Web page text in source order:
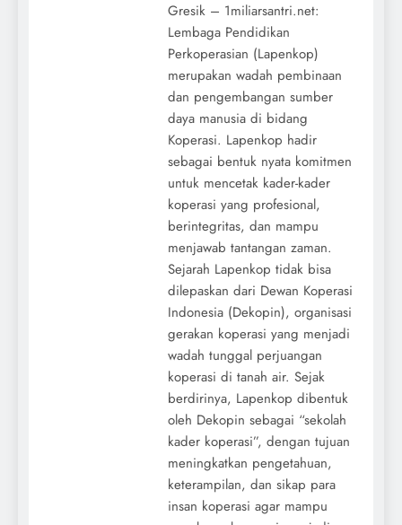
Gresik – 1miliarsantri.net:
Lembaga Pendidikan
Perkoperasian (Lapenkop)
merupakan wadah pembinaan
dan pengembangan sumber
daya manusia di bidang
Koperasi. Lapenkop hadir
sebagai bentuk nyata komitmen
untuk mencetak kader-kader
koperasi yang profesional,
berintegritas, dan mampu
menjawab tantangan zaman.
Sejarah Lapenkop tidak bisa
dilepaskan dari Dewan Koperasi
Indonesia (Dekopin), organisasi
gerakan koperasi yang menjadi
wadah tunggal perjuangan
koperasi di tanah air. Sejak
berdirinya, Lapenkop dibentuk
oleh Dekopin sebagai “sekolah
kader koperasi”, dengan tujuan
meningkatkan pengetahuan,
keterampilan, dan sikap para
insan koperasi agar mampu